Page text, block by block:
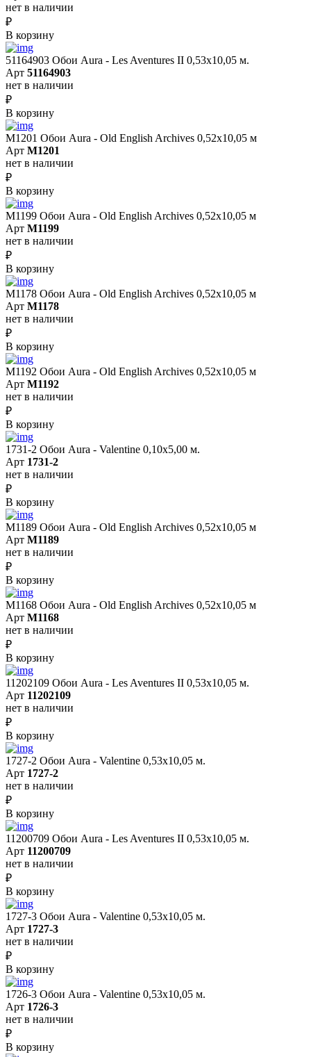
нет в наличии
₽
В корзину
51164903 Обои Aura - Les Aventures II 0,53х10,05 м.
Арт 51164903
нет в наличии
₽
В корзину
M1201 Обои Aura - Old English Archives 0,52x10,05 м
Арт M1201
нет в наличии
₽
В корзину
M1199 Обои Aura - Old English Archives 0,52x10,05 м
Арт M1199
нет в наличии
₽
В корзину
M1178 Обои Aura - Old English Archives 0,52x10,05 м
Арт M1178
нет в наличии
₽
В корзину
M1192 Обои Aura - Old English Archives 0,52x10,05 м
Арт M1192
нет в наличии
₽
В корзину
1731-2 Обои Aura - Valentine 0,10х5,00 м.
Арт 1731-2
нет в наличии
₽
В корзину
M1189 Обои Aura - Old English Archives 0,52x10,05 м
Арт M1189
нет в наличии
₽
В корзину
M1168 Обои Aura - Old English Archives 0,52x10,05 м
Арт M1168
нет в наличии
₽
В корзину
11202109 Обои Aura - Les Aventures II 0,53х10,05 м.
Арт 11202109
нет в наличии
₽
В корзину
1727-2 Обои Aura - Valentine 0,53х10,05 м.
Арт 1727-2
нет в наличии
₽
В корзину
11200709 Обои Aura - Les Aventures II 0,53х10,05 м.
Арт 11200709
нет в наличии
₽
В корзину
1727-3 Обои Aura - Valentine 0,53х10,05 м.
Арт 1727-3
нет в наличии
₽
В корзину
1726-3 Обои Aura - Valentine 0,53х10,05 м.
Арт 1726-3
нет в наличии
₽
В корзину